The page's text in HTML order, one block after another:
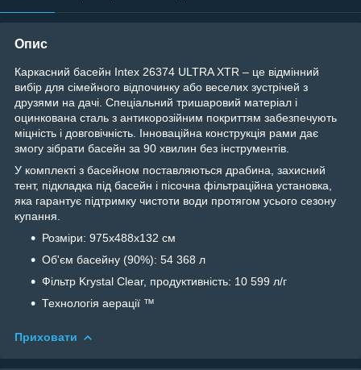
Опис
Каркасний басейн Intex 26374 ULTRA XTR – це відмінний
вибір для сімейного відпочинку або веселих зустрічей з
друзями на дачі. Спеціальний тришаровий матеріал і
оцинкована сталь з антикорозійним покриттям забезпечують
міцність і довговічність. Інноваційна конструкція рами дає
змогу зібрати басейн за 90 хвилин без інструментів.
У комплекті з басейном поставляються драбина, захисний
тент, підкладка під басейн і пісочна фільтраційна установка,
яка гарантує підтримку чистоти води протягом усього сезону
купання.
Розміри: 975х488х132 см
Об'єм басейну (90%): 54 368 л
Фільтр Krystal Clear, продуктивність: 10 599 л/г
Технологія аерації ™
Приховати